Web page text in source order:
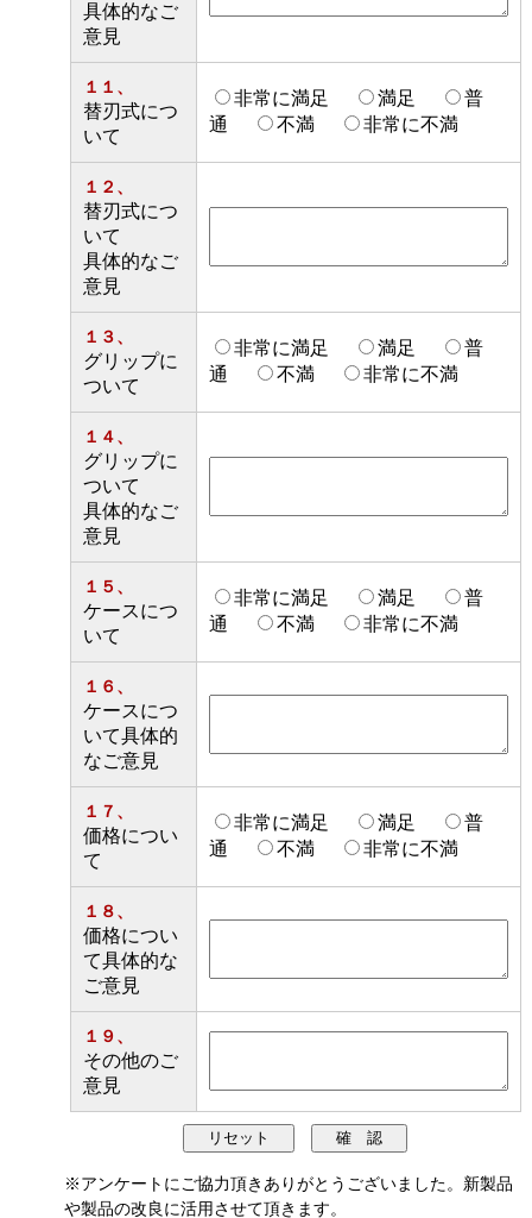
具体的なご
意見
１１、
替刃式につ
いて
非常に満足 満足
普
通
不満 非常に不満
１２、
替刃式につ
いて
具体的なご
意見
１３、
グリップに
ついて
非常に満足 満足
普
通
不満 非常に不満
１４、
グリップに
ついて
具体的なご
意見
１５、
ケースにつ
いて
非常に満足 満足
普
通
不満 非常に不満
１６、
ケースにつ
いて具体的
なご意見
１７、
価格につい
て
非常に満足 満足
普
通
不満 非常に不満
１８、
価格につい
て具体的な
ご意見
１９、
その他のご
意見
※アンケートにご協力頂きありがとうございました。新製品
や製品の改良に活用させて頂きます。